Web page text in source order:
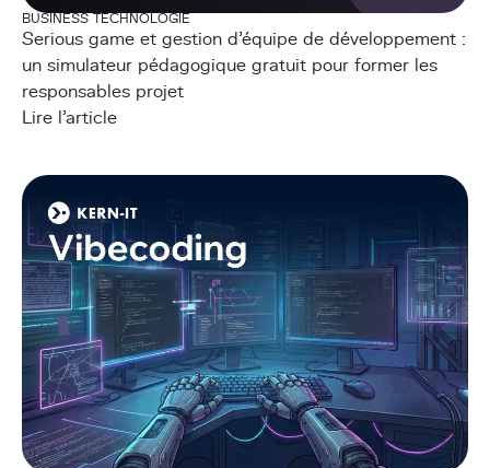
BUSINESS TECHNOLOGIE
Serious game et gestion d'équipe de développement :
un simulateur pédagogique gratuit pour former les
responsables projet
Lire l'article